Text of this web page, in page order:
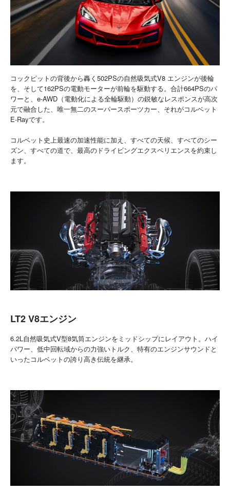
コックピットの背後から轟く502PSの自然吸気式V8 エンジンが後輪
を、そして162PSの電動モーターが前輪を駆動する。合計664PSのパ
ワーと、e-AWD（電動化による全輪駆動）の鋭敏なレスポンスが高次
元で融合した、唯一無二のスーパースポーツカー、それがコルベット
E-Rayです。
コルベット史上最速の加速性能に加え、すべての天候、すべてのシー
ズン、すべての道で、最高のドライビングエクスペリエンスを約束し
ます。
LT2 V8エンジン
6.2L自然吸気式V型8気筒エンジンをミッドシップにレイアウト。ハイ
パワー、低中回転域からの力強いトルク、特有のエンジンサウンドと
いったコルベットの誇り高き伝統を継承。